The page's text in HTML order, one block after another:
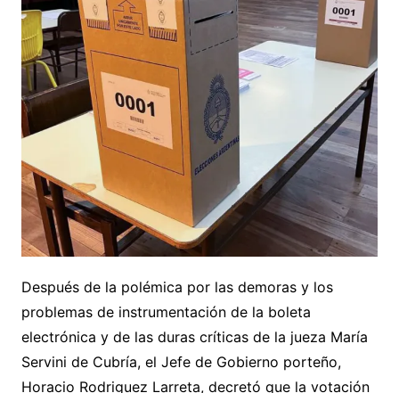
Después de la polémica por las demoras y los
problemas de instrumentación de la boleta
electrónica y de las duras críticas de la jueza María
Servini de Cubría, el Jefe de Gobierno porteño,
Horacio Rodriguez Larreta, decretó que la votación